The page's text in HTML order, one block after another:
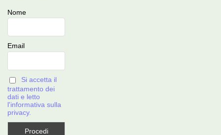
Nome
Email
Si accetta il
trattamento dei
dati e letto
l'informativa sulla
privacy.